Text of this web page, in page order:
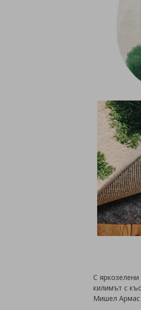
С
килимът с
Мишел Армас